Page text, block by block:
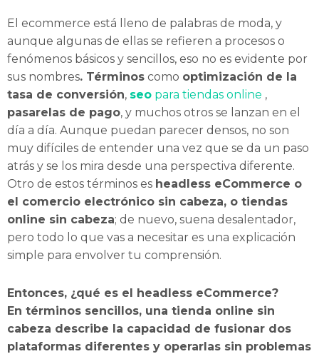
El ecommerce está lleno de palabras de moda, y
aunque algunas de ellas se refieren a procesos o
fenómenos básicos y sencillos, eso no es evidente por
sus nombres. Términos como optimización de la
tasa de conversión, seo para tiendas online ,
pasarelas de pago, y muchos otros se lanzan en el
día a día. Aunque puedan parecer densos, no son
muy difíciles de entender una vez que se da un paso
atrás y se los mira desde una perspectiva diferente.
Otro de estos términos es headless eCommerce o
el comercio electrónico sin cabeza, o tiendas
online sin cabeza; de nuevo, suena desalentador,
pero todo lo que vas a necesitar es una explicación
simple para envolver tu comprensión.
Entonces, ¿qué es el headless eCommerce?
En términos sencillos, una tienda online sin
cabeza describe la capacidad de fusionar dos
plataformas diferentes y operarlas sin problemas